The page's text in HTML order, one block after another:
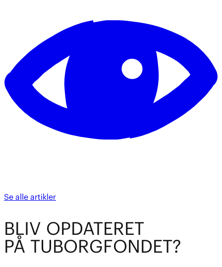
Se alle artikler
BLIV OPDATERET
PÅ TUBORGFONDET?